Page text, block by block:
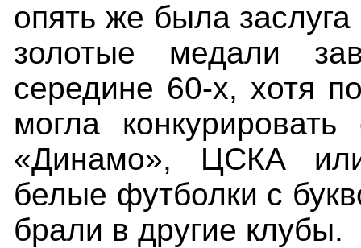
опять же была
золотые медали
середине 60-х, хотя
могла
«Динамо», ЦСКА
белые футболки с
брали в другие клубы.